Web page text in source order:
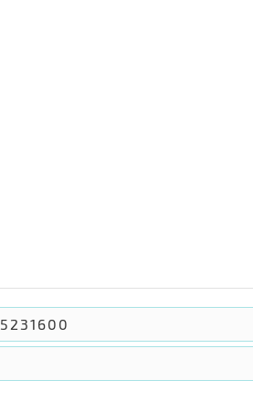
5231600